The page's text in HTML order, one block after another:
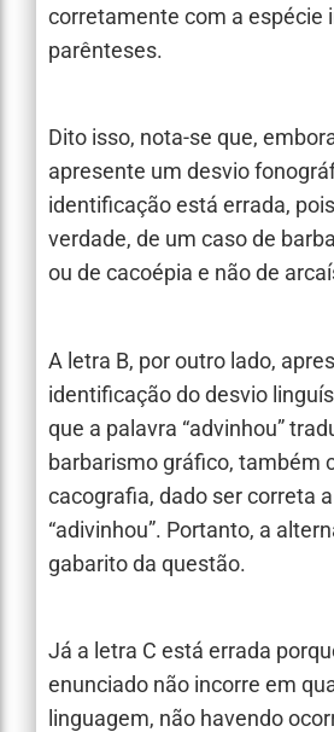
corretamente com a espécie
parênteses.
Dito isso, nota-se que,
apresente um desvio
identificação está errada,
verdade, de um caso de
ou de cacoépia e não de
A letra B, por outro lado,
identificação do desvio
que a palavra “advinhou”
barbarismo gráfico, também
cacografia, dado ser correta
“adivinhou”. Portanto, a
gabarito da questão.
Já a letra C está errada
enunciado não incorre em
linguagem, não havendo